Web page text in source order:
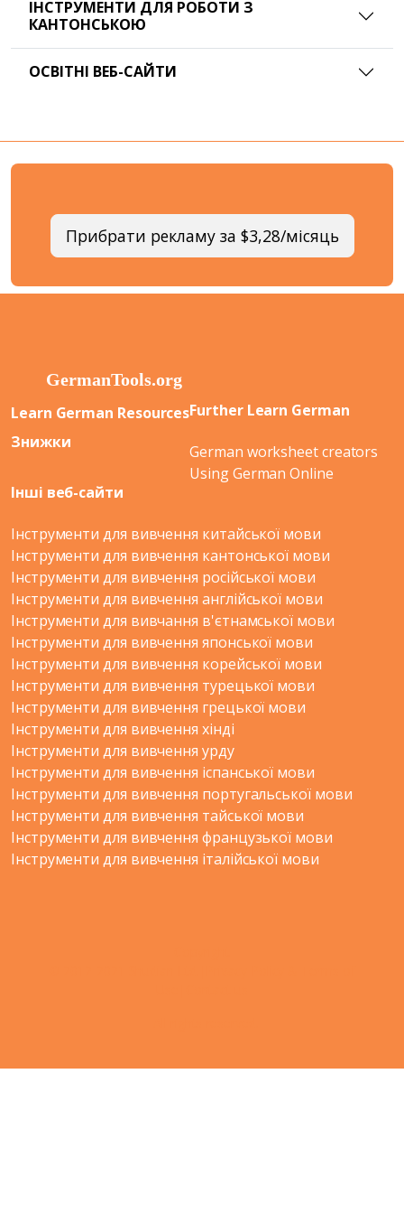
ІНСТРУМЕНТИ ДЛЯ РОБОТИ З
КАНТОНСЬКОЮ
ОСВІТНІ ВЕБ-САЙТИ
Прибрати рекламу за $3,28/місяць
Learn German Resources
Знижки
Further Learn German
German worksheet creators
Using German Online
Інші веб-сайти
Інструменти для вивчення китайської мови
Інструменти для вивчення кантонської мови
Інструменти для вивчення російської мови
Інструменти для вивчення англійської мови
Інструменти для вивчання в'єтнамської мови
Інструменти для вивчення японської мови
Інструменти для вивчення корейської мови
Інструменти для вивчення турецької мови
Інструменти для вивчення грецької мови
Інструменти для вивчення хінді
Інструменти для вивчення урду
Інструменти для вивчення іспанської мови
Інструменти для вивчення португальської мови
Інструменти для вивчення тайської мови
Інструменти для вивчення французької мови
Інструменти для вивчення італійської мови